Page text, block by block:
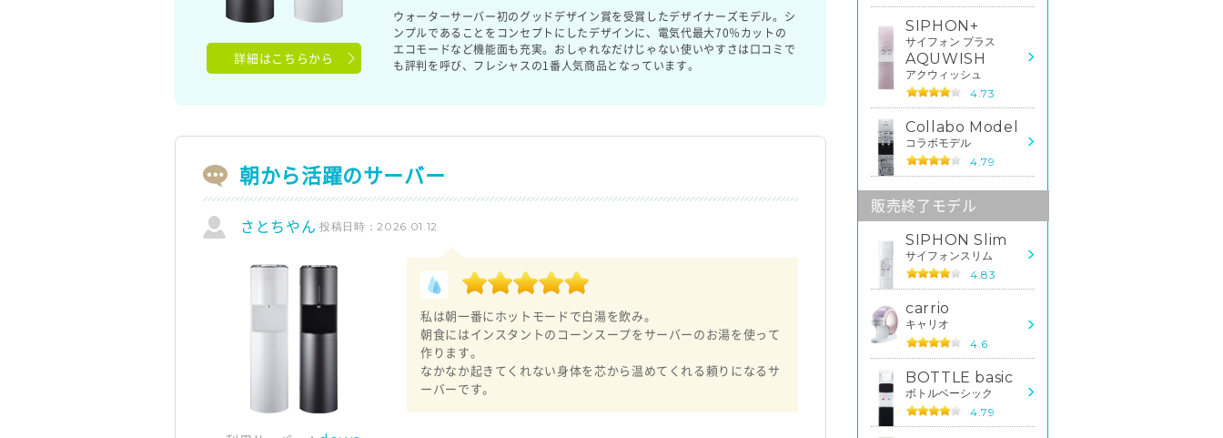
詳細はこちらから
ウォーターサーバー初のグッドデザイン賞を受賞したデザイナーズモデル。シ
ンプルであることをコンセプトにしたデザインに、電気代最大70％カットの
エコモードなど機能面も充実。おしゃれなだけじゃない使いやすさは口コミで
も評判を呼び、フレシャスの1番人気商品となっています。
朝から活躍のサーバー
さとちやん 投稿日時：2026.01.12
私は朝一番にホットモードで白湯を飲み。
朝食にはインスタントのコーンスープをサーバーのお湯を使って
作ります。
なかなか起きてくれない身体を芯から温めてくれる頼りになるサ
ーバーです。
SIPHON+
サイフォン プラス
AQUWISH
アクウィッシュ
4.73
Collabo Model
コラボモデル
4.79
販売終了モデル
SIPHON Slim
サイフォンスリム
4.83
carrio
キャリオ
4.6
BOTTLE basic
ボトルベーシック
4.79